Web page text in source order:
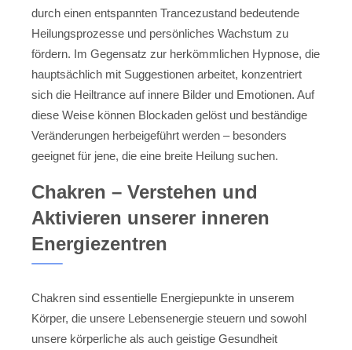
durch einen entspannten Trancezustand bedeutende
Heilungsprozesse und persönliches Wachstum zu
fördern. Im Gegensatz zur herkömmlichen Hypnose, die
hauptsächlich mit Suggestionen arbeitet, konzentriert
sich die Heiltrance auf innere Bilder und Emotionen. Auf
diese Weise können Blockaden gelöst und beständige
Veränderungen herbeigeführt werden – besonders
geeignet für jene, die eine breite Heilung suchen.
Chakren – Verstehen und
Aktivieren unserer inneren
Energiezentren
Chakren sind essentielle Energiepunkte in unserem
Körper, die unsere Lebensenergie steuern und sowohl
unsere körperliche als auch geistige Gesundheit